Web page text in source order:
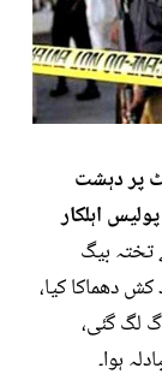
پر دہشت
اہلکار
بیگ
دھماکا کیا،
لگ گئی،
ہوا۔